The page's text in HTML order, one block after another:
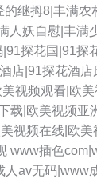
继拇8|丰满农
人妖自慰|丰满
探花国|91探
店|91探花酒
美视频观看|欧
载|欧美视频亚
视频在线|欧
www插色
av无码|www